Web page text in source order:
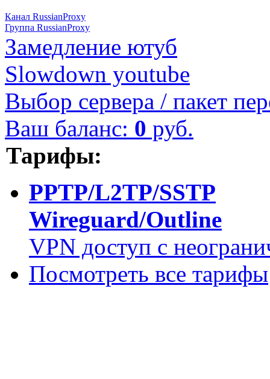
Канал RussianProxy
Группа RussianProxy
Замедление ютуб
Slowdown youtube
Выбор сервера / пакет
Ваш баланс: 0 руб.
Тарифы:
PPTP/L2TP/SSTP
Wireguard/Outline
VPN доступ с
Посмотреть все тарифы